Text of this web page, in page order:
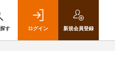
す ログイン 新規会員登録